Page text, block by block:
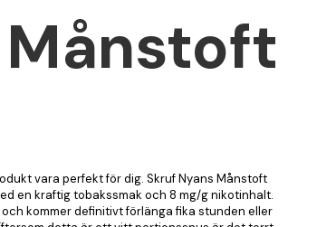
vara perfekt för dig. Skruf Nyans Månstoft
en kraftig tobakssmak och 8 mg/g nikotinhalt.
kommer definitivt förlänga fika stunden eller